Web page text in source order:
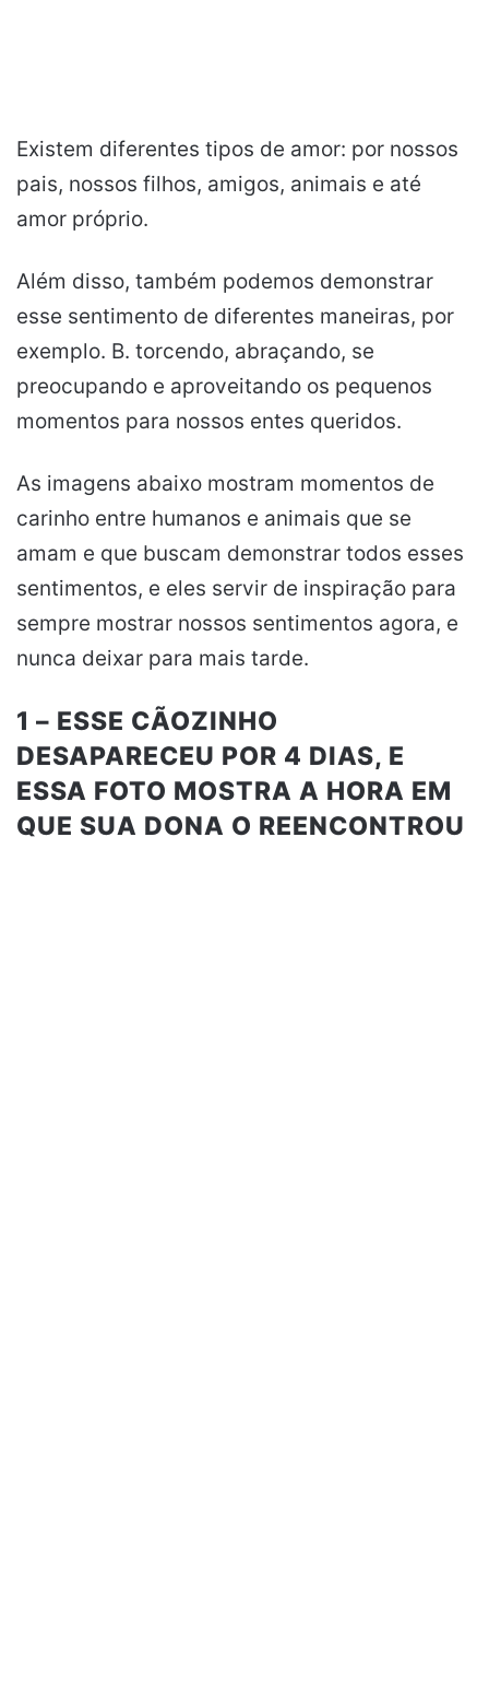
Existem diferentes tipos de amor: por nossos
pais, nossos filhos, amigos, animais e até
amor próprio.
Além disso, também podemos demonstrar
esse sentimento de diferentes maneiras, por
exemplo. B. torcendo, abraçando, se
preocupando e aproveitando os pequenos
momentos para nossos entes queridos.
As imagens abaixo mostram momentos de
carinho entre humanos e animais que se
amam e que buscam demonstrar todos esses
sentimentos, e eles servir de inspiração para
sempre mostrar nossos sentimentos agora, e
nunca deixar para mais tarde.
1 – ESSE CÃOZINHO
DESAPARECEU POR 4 DIAS, E
ESSA FOTO MOSTRA A HORA EM
QUE SUA DONA O REENCONTROU